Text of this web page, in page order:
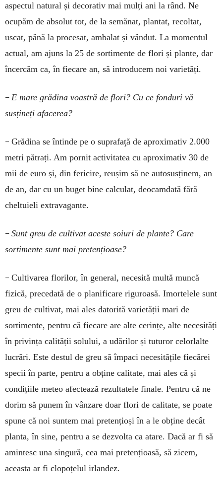
aspectul natural și decorativ mai mulți ani la rând. Ne
ocupăm de absolut tot, de la semănat, plantat, recoltat,
uscat, până la procesat, ambalat și vândut. La momentul
actual, am ajuns la 25 de sortimente de flori și plante, dar
încercăm ca, în fiecare an, să introducem noi varietăți.
– E mare grădina voastră de flori? Cu ce fonduri vă
susțineți afacerea?
– Grădina se întinde pe o suprafaţă de aproximativ 2.000
metri pătrați. Am pornit activitatea cu aproximativ 30 de
mii de euro și, din fericire, reușim să ne autosusținem, an
de an, dar cu un buget bine calculat, deocamdată fără
cheltuieli extravagante.
– Sunt greu de cultivat aceste soiuri de plante? Care
sortimente sunt mai pretențioase?
– Cultivarea florilor, în general, necesită multă muncă
fizică, precedată de o planificare riguroasă. Imortelele sunt
greu de cultivat, mai ales datorită varietății mari de
sortimente, pentru că fiecare are alte cerințe, alte necesități
în privința calității solului, a udărilor și tuturor celorlalte
lucrări. Este destul de greu să împaci necesitățile fiecărei
specii în parte, pentru a obține calitate, mai ales că și
condițiile meteo afectează rezultatele finale. Pentru că ne
dorim să punem în vânzare doar flori de calitate, se poate
spune că noi suntem mai pretențioși în a le obține decât
planta, în sine, pentru a se dezvolta ca atare. Dacă ar fi să
amintesc una singură, cea mai pretențioasă, să zicem,
aceasta ar fi clopoțelul irlandez.